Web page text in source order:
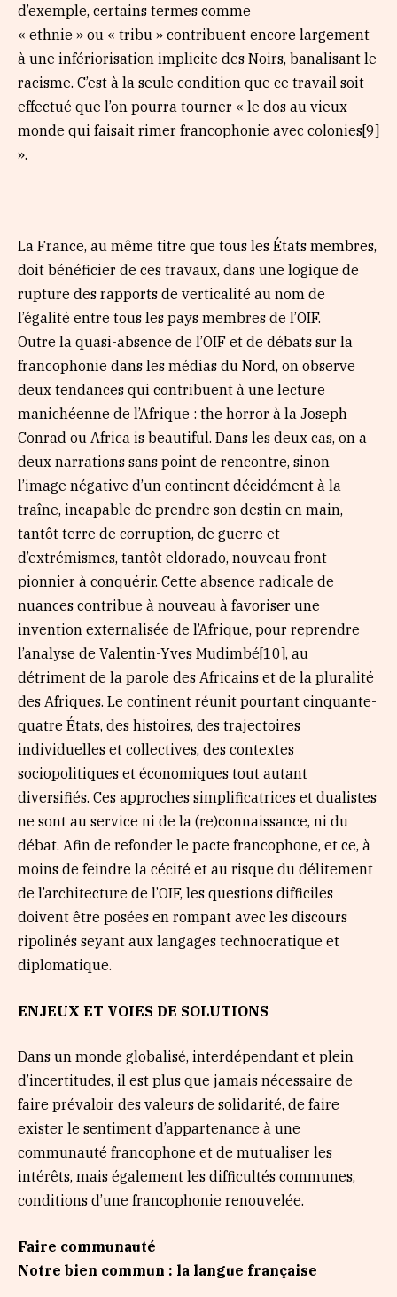
d’exemple, certains termes comme
« ethnie » ou « tribu » contribuent encore largement
à une infériorisation implicite des Noirs, banalisant le
racisme. C’est à la seule condition que ce travail soit
effectué que l’on pourra tourner « le dos au vieux
monde qui faisait rimer francophonie avec colonies[9]
».
La France, au même titre que tous les États membres,
doit bénéficier de ces travaux, dans une logique de
rupture des rapports de verticalité au nom de
l’égalité entre tous les pays membres de l’OIF.
Outre la quasi-absence de l’OIF et de débats sur la
francophonie dans les médias du Nord, on observe
deux tendances qui contribuent à une lecture
manichéenne de l’Afrique : the horror à la Joseph
Conrad ou Africa is beautiful. Dans les deux cas, on a
deux narrations sans point de rencontre, sinon
l’image négative d’un continent décidément à la
traîne, incapable de prendre son destin en main,
tantôt terre de corruption, de guerre et
d’extrémismes, tantôt eldorado, nouveau front
pionnier à conquérir. Cette absence radicale de
nuances contribue à nouveau à favoriser une
invention externalisée de l’Afrique, pour reprendre
l’analyse de Valentin-Yves Mudimbé[10], au
détriment de la parole des Africains et de la pluralité
des Afriques. Le continent réunit pourtant cinquante-
quatre États, des histoires, des trajectoires
individuelles et collectives, des contextes
sociopolitiques et économiques tout autant
diversifiés. Ces approches simplificatrices et dualistes
ne sont au service ni de la (re)connaissance, ni du
débat. Afin de refonder le pacte francophone, et ce, à
moins de feindre la cécité et au risque du délitement
de l’architecture de l’OIF, les questions difficiles
doivent être posées en rompant avec les discours
ripolinés seyant aux langages technocratique et
diplomatique.
ENJEUX ET VOIES DE SOLUTIONS
Dans un monde globalisé, interdépendant et plein
d’incertitudes, il est plus que jamais nécessaire de
faire prévaloir des valeurs de solidarité, de faire
exister le sentiment d’appartenance à une
communauté francophone et de mutualiser les
intérêts, mais également les difficultés communes,
conditions d’une francophonie renouvelée.
Faire communauté
Notre bien commun : la langue française